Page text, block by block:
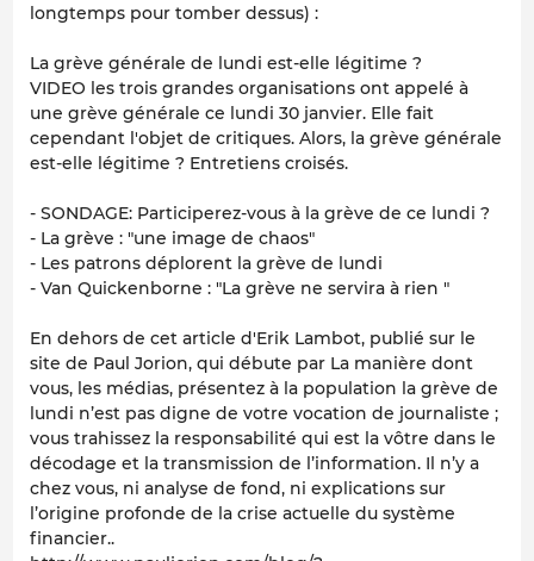
longtemps pour tomber dessus) :
La grève générale de lundi est-elle légitime ?
VIDEO les trois grandes organisations ont appelé à
une grève générale ce lundi 30 janvier. Elle fait
cependant l'objet de critiques. Alors, la grève générale
est-elle légitime ? Entretiens croisés.
- SONDAGE: Participerez-vous à la grève de ce lundi ?
- La grève : "une image de chaos"
- Les patrons déplorent la grève de lundi
- Van Quickenborne : "La grève ne servira à rien "
En dehors de cet article d'Erik Lambot, publié sur le
site de Paul Jorion, qui débute par La manière dont
vous, les médias, présentez à la population la grève de
lundi n’est pas digne de votre vocation de journaliste ;
vous trahissez la responsabilité qui est la vôtre dans le
décodage et la transmission de l’information. Il n’y a
chez vous, ni analyse de fond, ni explications sur
l’origine profonde de la crise actuelle du système
financier..